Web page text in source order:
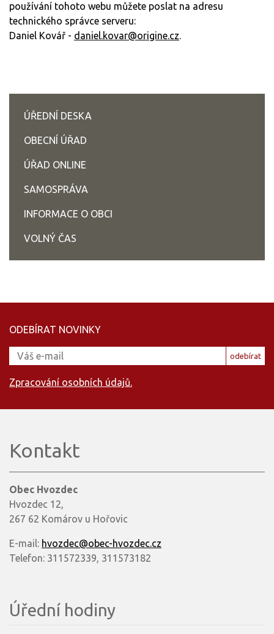
používání tohoto webu můžete poslat na adresu
technického správce serveru:
Daniel Kovář - daniel.kovar@origine.cz.
ÚŘEDNÍ DESKA
OBECNÍ ÚŘAD
ÚŘAD ONLINE
SAMOSPRÁVA
INFORMACE O OBCI
VOLNÝ ČAS
ODEBÍRAT NOVINKY
odebírat
Zpracování osobních údajů.
Kontakt
Obec Hvozdec
Hvozdec 12,
267 62 Komárov u Hořovic
E-mail: hvozdec@obec-hvozdec.cz
Telefon: 311572339, 311573182
Úřední hodiny